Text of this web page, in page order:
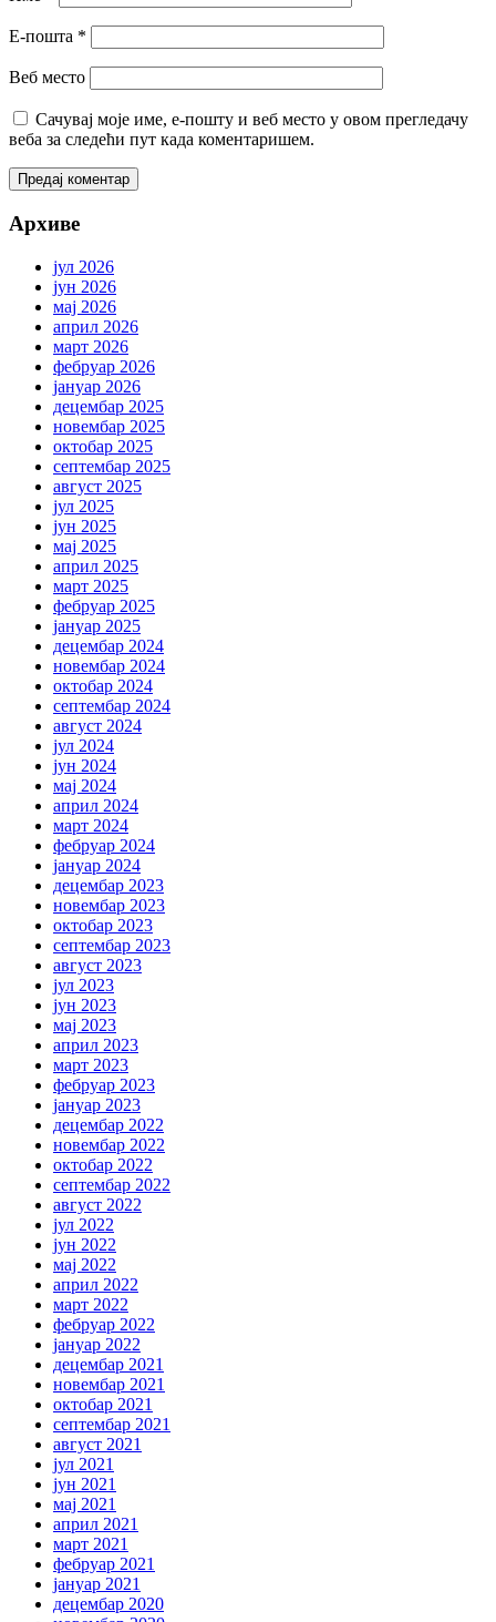
Е-пошта *
Веб место
Сачувај моје име, е-пошту и веб место у овом прегледачу
веба за следећи пут када коментаришем.
Архиве
јул 2026
јун 2026
мај 2026
април 2026
март 2026
фебруар 2026
јануар 2026
децембар 2025
новембар 2025
октобар 2025
септембар 2025
август 2025
јул 2025
јун 2025
мај 2025
април 2025
март 2025
фебруар 2025
јануар 2025
децембар 2024
новембар 2024
октобар 2024
септембар 2024
август 2024
јул 2024
јун 2024
мај 2024
април 2024
март 2024
фебруар 2024
јануар 2024
децембар 2023
новембар 2023
октобар 2023
септембар 2023
август 2023
јул 2023
јун 2023
мај 2023
април 2023
март 2023
фебруар 2023
јануар 2023
децембар 2022
новембар 2022
октобар 2022
септембар 2022
август 2022
јул 2022
јун 2022
мај 2022
април 2022
март 2022
фебруар 2022
јануар 2022
децембар 2021
новембар 2021
октобар 2021
септембар 2021
август 2021
јул 2021
јун 2021
мај 2021
април 2021
март 2021
фебруар 2021
јануар 2021
децембар 2020